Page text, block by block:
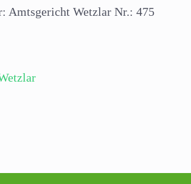
Amtsgericht Wetzlar Nr.: 475